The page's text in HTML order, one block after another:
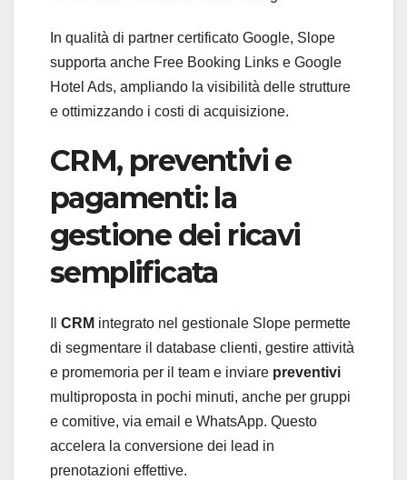
In qualità di partner certificato Google, Slope
supporta anche Free Booking Links e Google
Hotel Ads, ampliando la visibilità delle strutture
e ottimizzando i costi di acquisizione.
CRM, preventivi e
pagamenti: la
gestione dei ricavi
semplificata
CRM integrato nel gestionale Slope permette
di segmentare il database clienti, gestire attività
e promemoria per il team e inviare preventivi
multiproposta in pochi minuti, anche per gruppi
e comitive, via email e WhatsApp. Questo
accelera la conversione dei lead in
prenotazioni effettive.